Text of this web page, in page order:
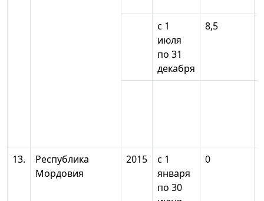
с 1
июля
по 31
декабря
8,5
13.
Республика
Мордовия
2015
с 1
января
по 30
0